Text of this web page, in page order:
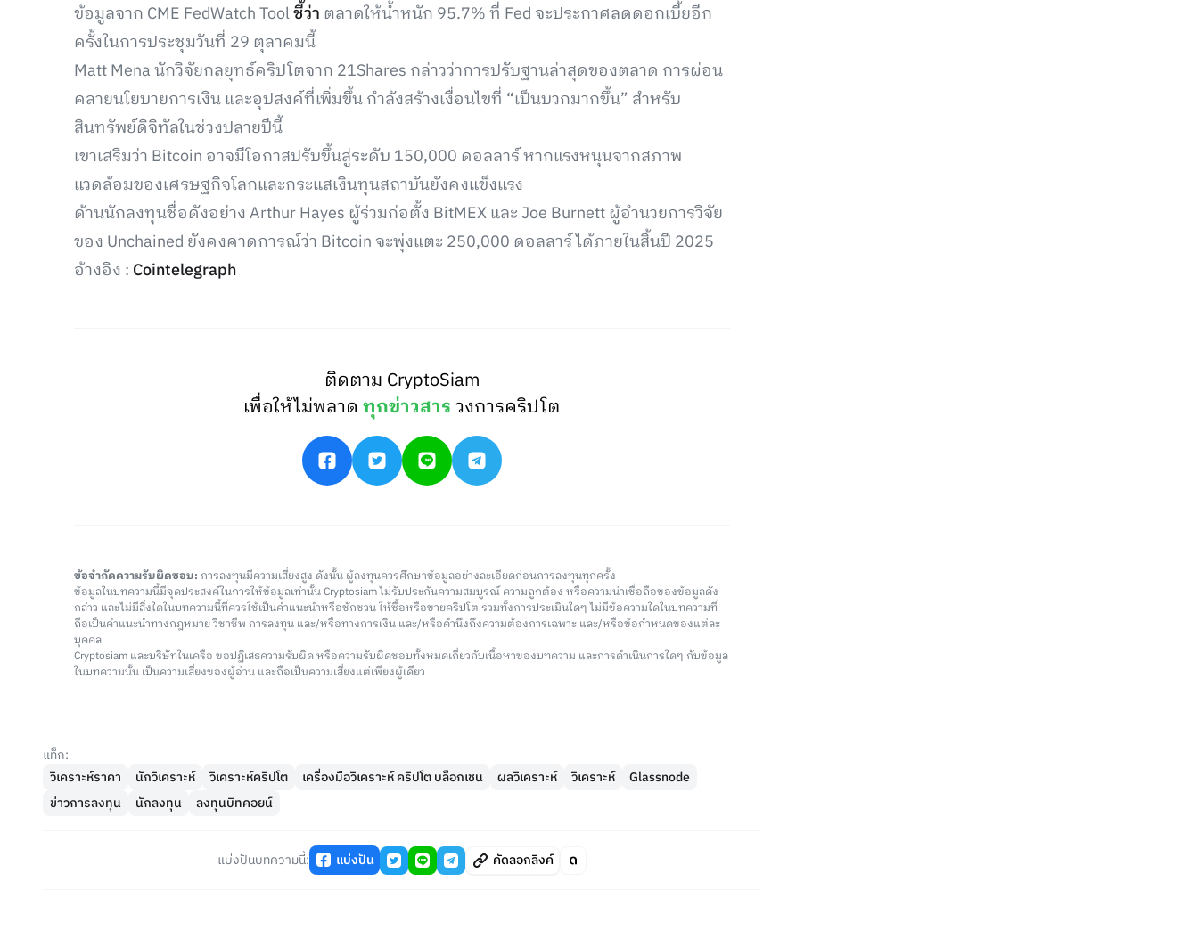
ข้อมูลจาก CME FedWatch Toolชี้ว่า ตลาดให้น้ำหนัก 95.7% ที่ Fed จะประกาศลดดอกเบี้ยอีก
ครั้งในการประชุมวันที่ 29 ตุลาคมนี้
Matt Mena นักวิจัยกลยุทธ์คริปโตจาก 21Shares กล่าวว่าการปรับฐานล่าสุดของตลาด การผ่อน
คลายนโยบายการเงิน และอุปสงค์ที่เพิ่มขึ้น กำลังสร้างเงื่อนไขที่ “เป็นบวกมากขึ้น” สำหรับ
สินทรัพย์ดิจิทัลในช่วงปลายปีนี้
เขาเสริมว่า Bitcoin อาจมีโอกาสปรับขึ้นสู่ระดับ 150,000 ดอลลาร์ หากแรงหนุนจากสภาพ
แวดล้อมของเศรษฐกิจโลกและกระแสเงินทุนสถาบันยังคงแข็งแรง
ด้านนักลงทุนชื่อดังอย่าง Arthur Hayes ผู้ร่วมก่อตั้ง BitMEX และ Joe Burnett ผู้อำนวยการวิจัย
ของ Unchained ยังคงคาดการณ์ว่า Bitcoin จะพุ่งแตะ 250,000 ดอลลาร์ ได้ภายในสิ้นปี 2025
อ้างอิง : Cointelegraph
ติดตาม CryptoSiam
เพื่อให้ไม่พลาดทุกข่าวสารวงการคริปโต
ข้อจำกัดความรับผิดชอบ: การลงทุนมีความเสี่ยงสูง ดังนั้น ผู้ลงทุนควรศึกษาข้อมูลอย่างละเอียดก่อนการลงทุนทุกครั้ง
ข้อมูลในบทความนี้มีจุดประสงค์ในการให้ข้อมูลเท่านั้น Cryptosiam ไม่รับประกันความสมบูรณ์ ความถูกต้อง หรือความน่าเชื่อถือของข้อมูลดัง
กล่าว และไม่มีสิ่งใดในบทความนี้ที่ควรใช้เป็นคำแนะนำหรือชักชวน ให้ซื้อหรือขายคริปโต รวมทั้งการประเมินใดๆ ไม่มีข้อความใดในบทความที่
ถือเป็นคำแนะนำทางกฎหมาย วิชาชีพ การลงทุน และ/หรือทางการเงิน และ/หรือคำนึงถึงความต้องการเฉพาะ และ/หรือข้อกำหนดของแต่ละ
บุคคล
Cryptosiam และบริษัทในเครือ ขอปฏิเสธความรับผิด หรือความรับผิดชอบทั้งหมดเกี่ยวกับเนื้อหาของบทความ และการดำเนินการใดๆ กับข้อมูล
ในบทความนั้น เป็นความเสี่ยงของผู้อ่าน และถือเป็นความเสี่ยงแต่เพียงผู้เดียว
แท็ก:
วิเคราะห์ราคา
นักวิเคราะห์ วิเคราะห์คริปโต เครื่องมือวิเคราะห์ คริปโต บล็อกเชน ผลวิเคราะห์ วิเคราะห์
Glassnode
ข่าวการลงทุน
นักลงทุน ลงทุนบิทคอยน์
แบ่งปันบทความนี้: แบ่งปัน คัดลอกลิงค์